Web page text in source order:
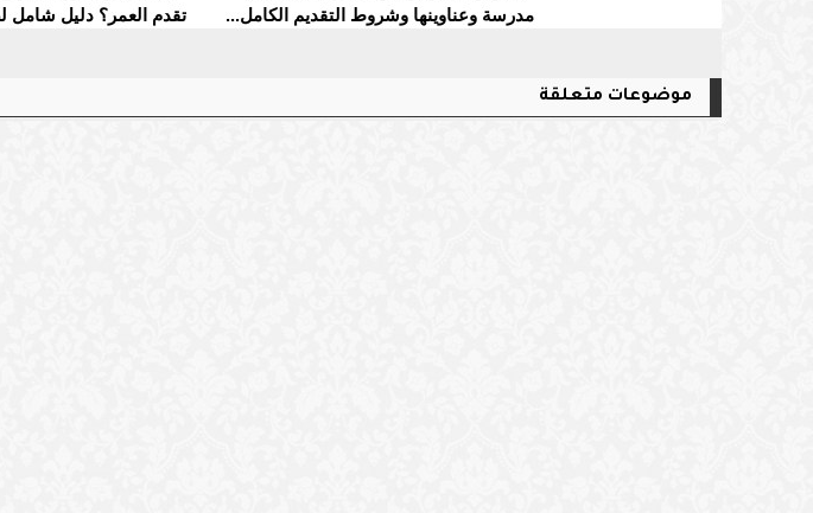
مدرسة وعناوينها وشروط التقديم الكامل...
تقدم العمر؟ دليل شامل
موضوعات متعلقة